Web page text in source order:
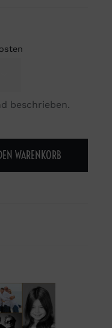
beschrieben.
WARENKORB